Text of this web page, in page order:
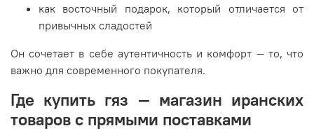
как восточный подарок, который отличается от
привычных сладостей
Он сочетает в себе аутентичность и комфорт — то, что
важно для современного покупателя.
Где купить гяз — магазин иранских
товаров с прямыми поставками